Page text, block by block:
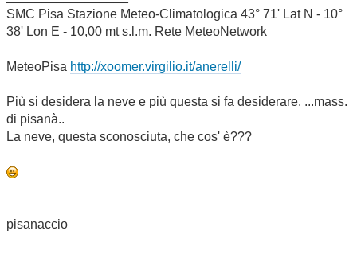
SMC Pisa Stazione Meteo-Climatologica 43° 71' Lat N - 10°
38' Lon E - 10,00 mt s.l.m. Rete MeteoNetwork
MeteoPisa http://xoomer.virgilio.it/anerelli/
Più si desidera la neve e più questa si fa desiderare. ...mass.
di pisanà..
La neve, questa sconosciuta, che cos' è???
pisanaccio